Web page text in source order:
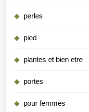
perles
pied
plantes et bien etre
portes
pour femmes